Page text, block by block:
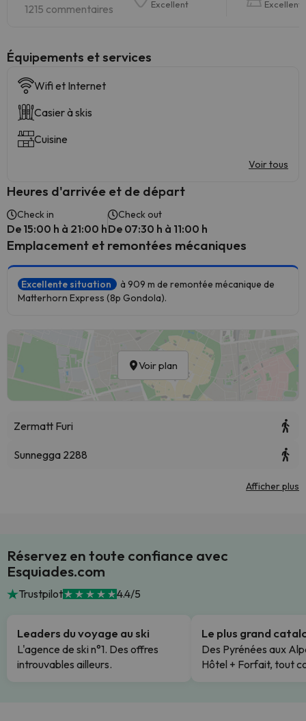
1215 commentaires Excellent Excellent
​Équipements et services
Wifi et Internet
Casier à skis
Cuisine
Voir tous
Heures d'arrivée et de départ
Check in
De 15:00 h à 21:00 h
Check out
De 07:30 h à 11:00 h
Emplacement et remontées mécaniques
Excellente situation
à 909 m de remontée mécanique de
Matterhorn Express (8p Gondola).
Voir plan
Zermatt Furi
Sunnegga 2288
Afficher plus
Réservez en toute confiance avec
Esquiades.com
Trustpilot 4.4/5
Leaders du voyage au ski
L'agence de ski n°1. Des offres
introuvables ailleurs.
Le plus grand
Des Pyrénées aux
Hôtel + Forfait, tout